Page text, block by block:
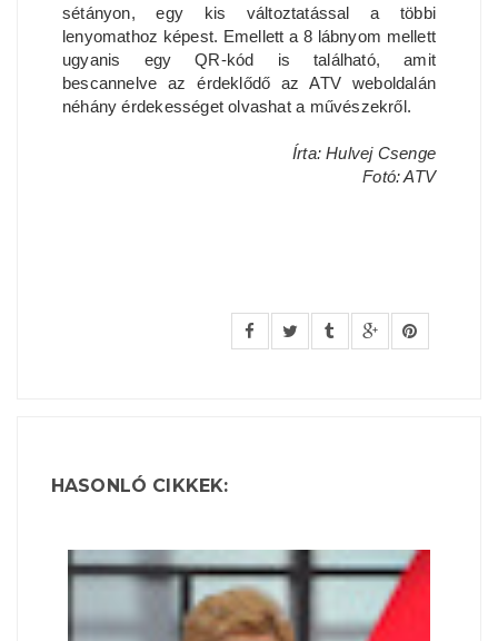
sétányon, egy kis változtatással a többi
lenyomathoz képest. Emellett a 8 lábnyom mellett
ugyanis egy QR-kód is található, amit
bescannelve az érdeklődő az ATV weboldalán
néhány érdekességet olvashat a művészekről.
Írta: Hulvej Csenge
Fotó: ATV
HASONLÓ CIKKEK: